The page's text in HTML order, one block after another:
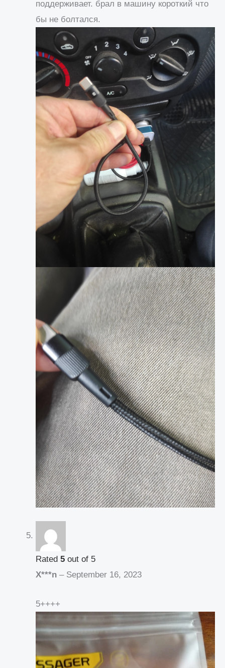
поддерживает. брал в машину короткий что
бы не болтался.
Rated 5 out of 5
X***n – September 16, 2023
5++++